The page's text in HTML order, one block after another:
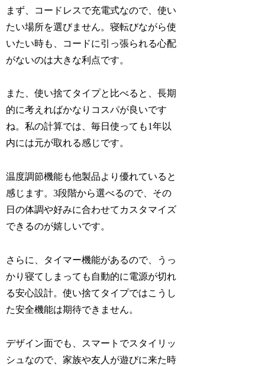
まず、コードレスで充電式なので、使い
たい場所を選びません。寝転びながら使
いたい時も、コードに引っ張られる心配
がないのは大きな利点です。
また、使い捨てタイプと比べると、長期
的に考えればかなりコスパが良いです
ね。私の計算では、毎日使っても1年以
内には元が取れる感じです。
温度調節機能も他製品より優れていると
感じます。3段階から選べるので、その
日の体調や好みに合わせてカスタマイズ
できるのが嬉しいです。
さらに、タイマー機能があるので、うっ
かり寝てしまっても自動的に電源が切れ
る安心設計。使い捨てタイプではこうし
た安全機能は期待できません。
デザイン面でも、スマートでスタイリッ
シュなので、家族や友人が遊びに来た時